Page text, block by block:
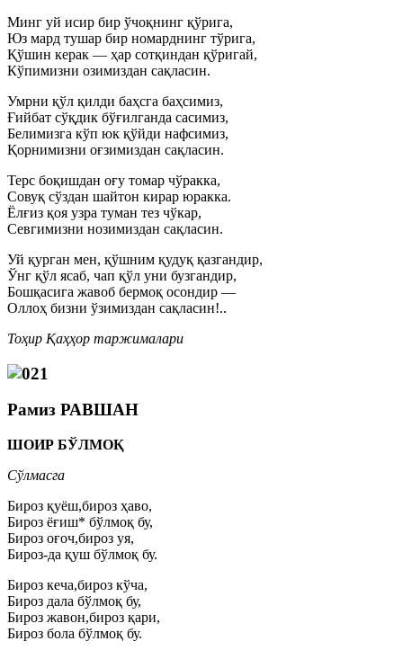
Минг уй исир бир ўчоқнинг қўрига,
Юз мард тушар бир номарднинг тўрига,
Қўшин керак — ҳар сотқиндан қўригай,
Кўпимизни озимиздан сақласин.
Умрни қўл қилди баҳсга баҳсимиз,
Ғийбат сўқдик бўғилганда сасимиз,
Белимизга кўп юк қўйди нафсимиз,
Қорнимизни оғзимиздан сақласин.
Терс боқишдан оғу томар чўракка,
Совуқ сўздан шайтон кирар юракка.
Ёлғиз қоя узра туман тез чўкар,
Севгимизни нозимиздан сақласин.
Уй қурган мен, қўшним қудуқ қазгандир,
Ўнг қўл ясаб, чап қўл уни бузгандир,
Бошқасига жавоб бермоқ осондир —
Оллоҳ бизни ўзимиздан сақласин!..
Тоҳир Қаҳҳор таржималари
Рамиз РАВШАН
ШОИР БЎЛМОҚ
Сўлмасга
Бироз қуёш,бироз ҳаво,
Бироз ёғиш* бўлмоқ бу,
Бироз оғоч,бироз уя,
Бироз-да қуш бўлмоқ бу.
Бироз кеча,бироз кўча,
Бироз дала бўлмоқ бу,
Бироз жавон,бироз қари,
Бироз бола бўлмоқ бу.